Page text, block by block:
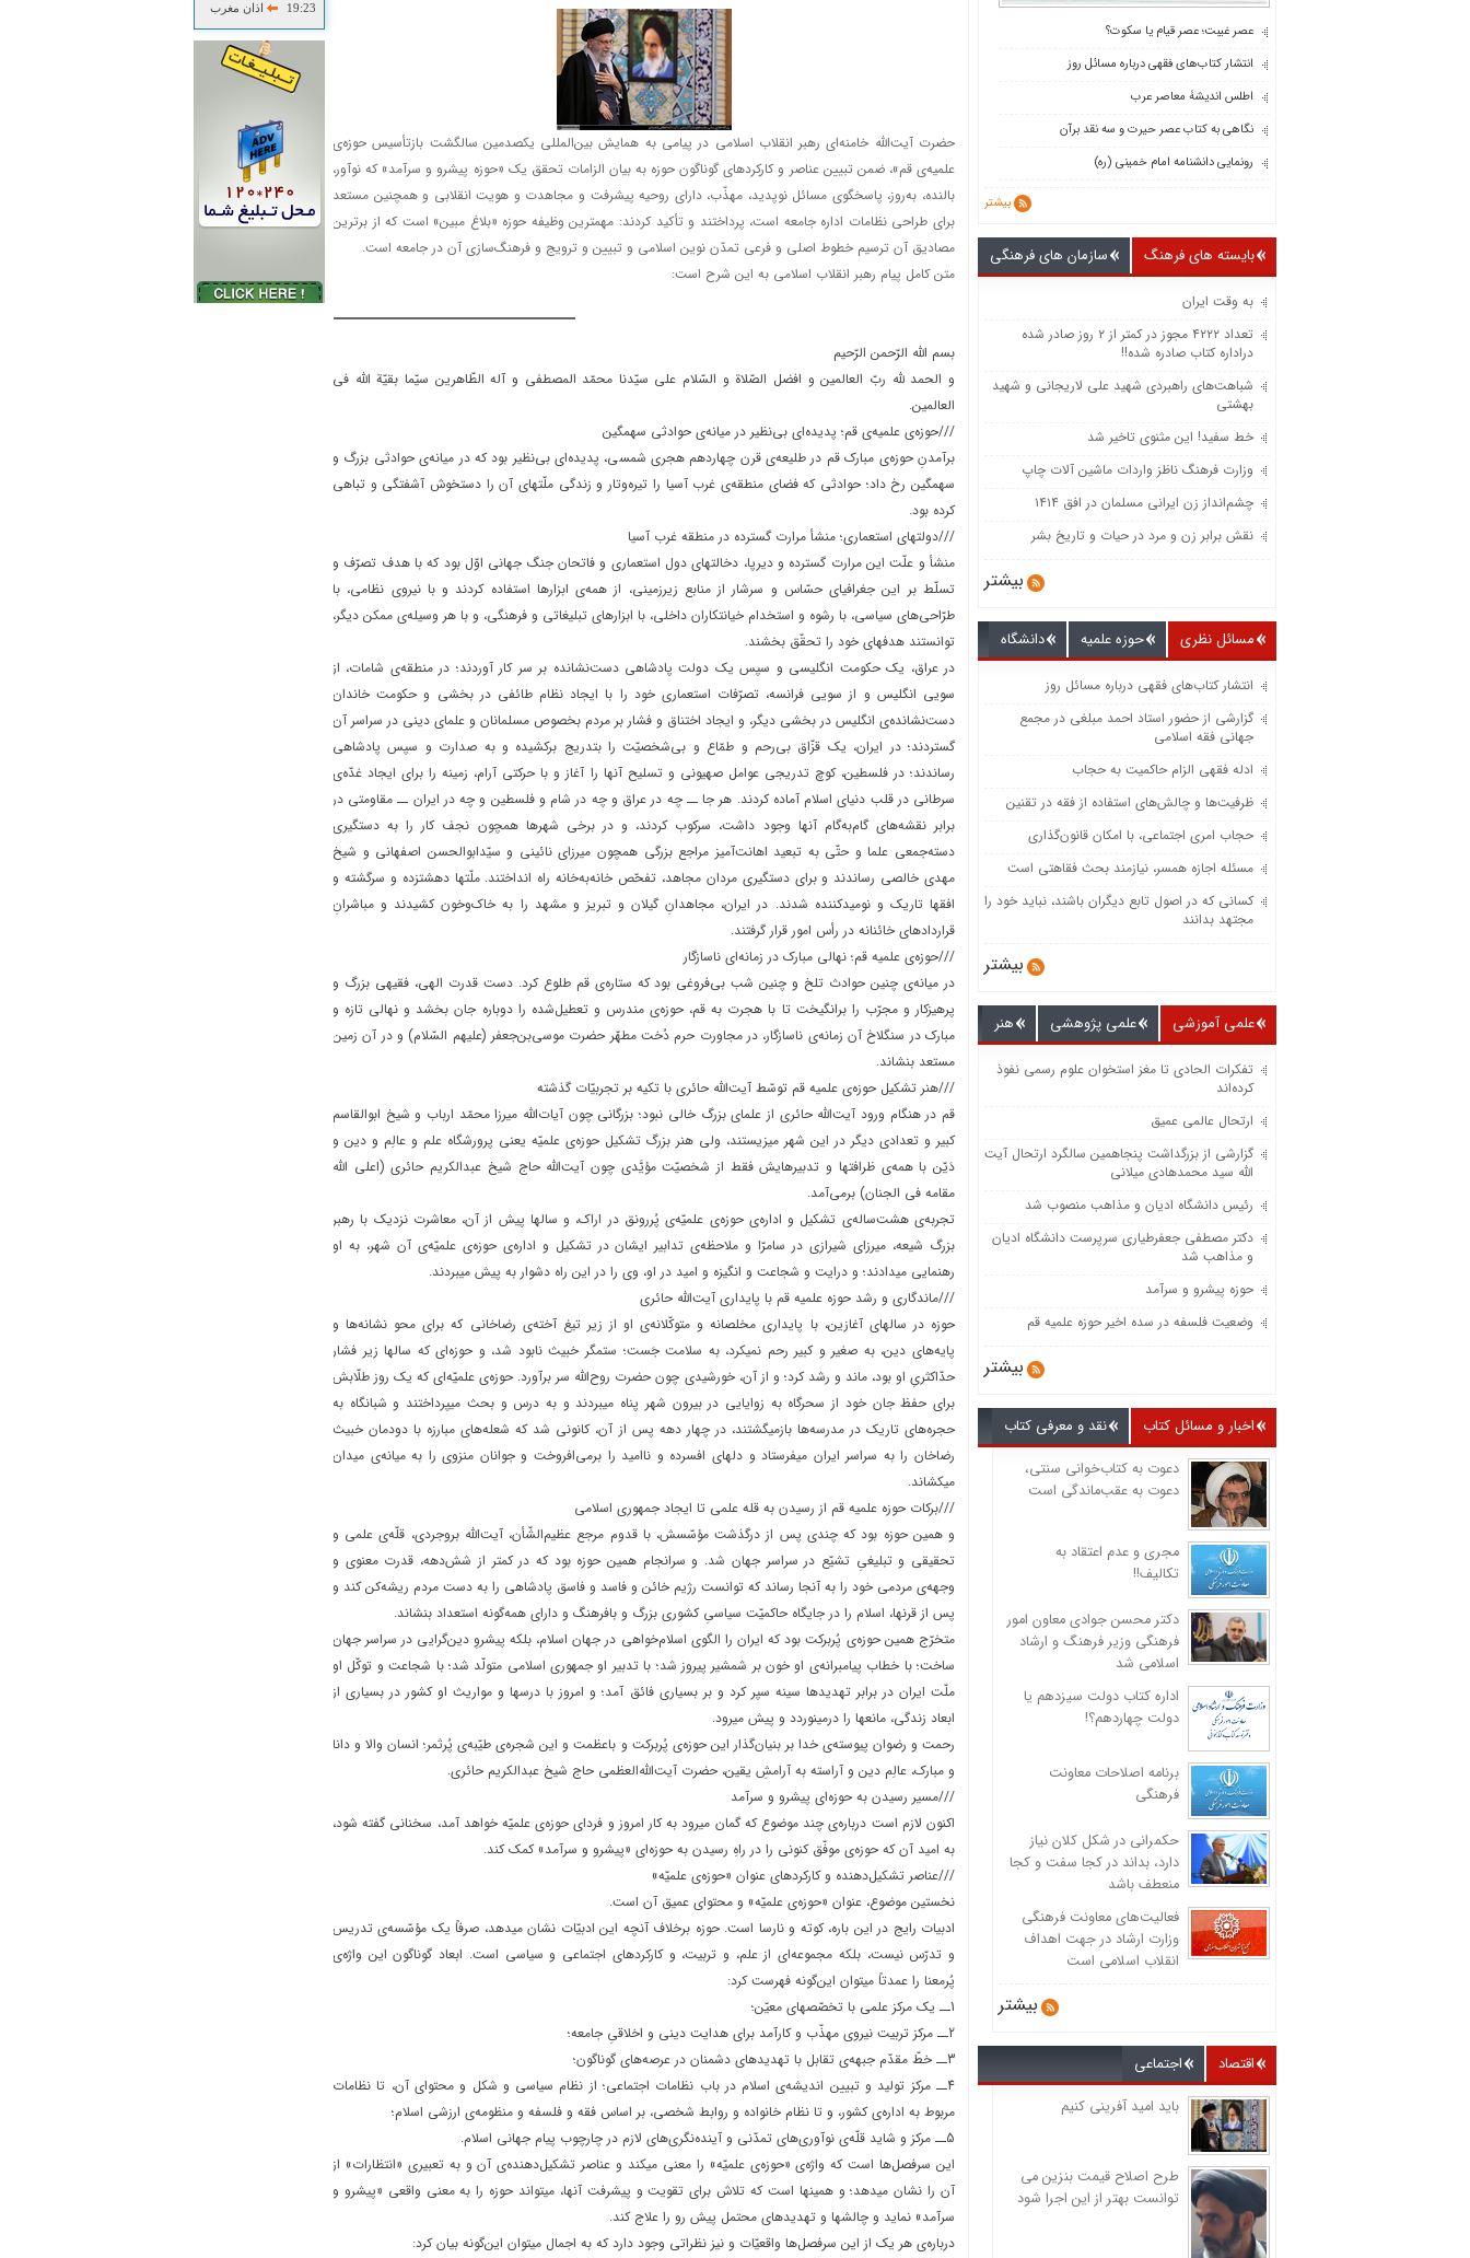
عصر غیبت؛ عصر قیام یا سکوت؟
انتشار کتاب‌های فقهی درباره مسائل روز
اطلس اندیشۀ معاصر عرب
نگاهی به کتاب عصر حیرت و سه نقد برآن
رونمایی دانشنامه امام خمینی (ره)
بیشتر
بایسته های فرهنگ سازمان های فرهنگی
به وقت ایران
تعداد ۴۲۲۲ مجوز در کمتر از ۲ روز صادر شده
دراداره کتاب صادره شده!!
شباهت‌های راهبردی شهید علی لاریجانی و شهید
بهشتی
خط سفید! این مثنوی تاخیر شد
وزارت فرهنگ ناظز واردات ماشین‌ آلات چاپ
چشم‌انداز زن ایرانی مسلمان در افق ۱۴۱۴
نقش برابر زن و مرد در حیات و تاریخ بشر
بیشتر
مسائل نظری حوزه علمیه دانشگاه
انتشار کتاب‌های فقهی درباره مسائل روز
گزارشی از حضور استاد احمد مبلغی در مجمع
جهانی فقه اسلامی
ادله فقهی الزام حاکمیت به حجاب
ظرفیت‌‌ها و چالش‌‌های استفاده از فقه در تقنین
حجاب امری اجتماعی، با امکان قانون‌گذاری
مسئله اجازه همسر، نیازمند بحث فقاهتی است
کسانی که در اصول تابع دیگران باشند، نباید خود را
مجتهد بدانند
بیشتر
علمی آموزشی علمی پژوهشی هنر
تفکرات الحادی تا مغز استخوان علوم رسمی نفوذ
کرده‌اند
ارتحال عالمی عمیق
گزارشی از بزرگداشت پنجاهمین سالگرد ارتحال آیت
الله سید محمدهادی میلانی
رئیس دانشگاه ادیان و مذاهب منصوب شد
دکتر مصطفی جعفرطیاری سرپرست دانشگاه ادیان
و مذاهب شد
حوزه پیشرو و سرآمد
وضعیت فلسفه در سده اخیر حوزه علمیه قم
بیشتر
اخبار و مسائل کتاب نقد و معرفی کتاب
دعوت به کتاب‌خوانی سنتی،
دعوت به عقب‌ماندگی است
مجری و عدم اعتقاد به
تکالیف!!
دکتر محسن جوادی معاون امور
فرهنگی وزیر فرهنگ و ارشاد
اسلامی شد
اداره کتاب دولت سیزدهم یا
دولت چهاردهم؟!
برنامه اصلاحات معاونت
فرهنگی
حکمرانی در شکل کلان نیاز
دارد، بداند در کجا سفت و کجا
منعطف باشد
فعالیت‌های معاونت فرهنگی
وزارت ارشاد در جهت اهداف
انقلاب اسلامی است
بیشتر
اقتصاد اجتماعی
باید امید آفرینی کنیم
طرح اصلاح قیمت بنزین می
توانست بهتر از این اجرا شود
19:23
اذان مغرب
حضرت آیت‌الله خامنه‌ای رهبر انقلاب اسلامی در پیامی به همایش بین‌المللی یکصدمین سالگشت بازتأسیس حوزه‌ی
علمیه‌ی قم»، ضمن تبیین عناصر و کارکِردهای گوناگون حوزه به بیان الزامات تحقق یک «حوزه پیشرو و سرآمد» که نوآور،
بالنده، به‌روز، پاسخگوی مسائل نوپدید، مهذّب، دارای روحیه پیشرفت و مجاهدت و هویت انقلابی و همچنین مستعد
برای طراحی نظامات اداره جامعه است، پرداختند و تأکید کردند: مهمترین وظیفه حوزه «بلاغ مبین» است که از برترین
مصادیق آن ترسیم خطوط اصلی و فرعی تمدّن نوین اسلامی و تبیین و ترویج و فرهنگ‌‌سازی آن در جامعه است.
متن کامل پیام رهبر انقلاب اسلامی به این شرح است:
بسم اللّه الرّحمن الرّحیم
و الحمد للّه ربّ العالمین و افضل الصّلاة و السّلام علی سیّدنا محمّد المصطفی و آله الطّاهرین سیّما بقیّة اللّه فی
العالمین.
///حوزه‌ی علمیه‌ی قم؛ پدیده‌ای بی‌نظیر در میانه‌ی حوادثی سهمگین
برآمدنِ حوزه‌ی مبارک قم در طلیعه‌ی قرن چهاردهم هجری شمسی، پدیده‌ای بی‌نظیر بود که در میانه‌ی حوادثی بزرگ و
سهمگین رخ داد؛ حوادثی که فضای منطقه‌ی غرب آسیا را تیره‌وتار و زندگی ملّتهای آن را دستخوش آشفتگی و تباهی
کرده بود.
///دولتهای استعماری؛ منشأ مرارت گسترده در منطقه غرب آسیا
منشأ و علّت این مرارت گسترده و دیرپا، دخالتهای دول استعماری و فاتحان جنگ جهانی اوّل بود که با هدف تصرّف و
تسلّط بر این جغرافیای حسّاس و سرشار از منابع زیرزمینی، از همه‌ی ابزارها استفاده کردند و با نیروی نظامی، با
طرّاحی‌های سیاسی، با رشوه و استخدام خیانتکاران داخلی، با ابزارهای تبلیغاتی و فرهنگی، و با هر وسیله‌ی ممکن دیگر،
توانستند هدفهای خود را تحقّق بخشند.
در عراق، یک حکومت انگلیسی و سپس یک دولت پادشاهی دست‌نشانده بر سر کار آوردند؛ در منطقه‌ی شامات، از
سویی انگلیس و از سویی فرانسه، تصرّفات استعماری خود را با ایجاد نظام طائفی در بخشی و حکومت خاندان
دست‌نشانده‌ی انگلیس در بخشی دیگر، و ایجاد اختناق و فشار بر مردم بخصوص مسلمانان و علمای دینی در سراسر آن
گستردند؛ در ایران، یک قزّاق بی‌رحم و طمّاع و بی‌شخصیّت را بتدریج برکشیده و به صدارت و سپس پادشاهی
رساندند؛ در فلسطین، کوچ تدریجی عوامل صهیونی و تسلیح آنها را آغاز و با حرکتی آرام، زمینه را برای ایجاد غدّه‌ی
سرطانی در قلب دنیای اسلام آماده کردند. هر جا ــ چه در عراق و چه در شام و فلسطین و چه در ایران ــ‌ مقاومتی در
برابر نقشه‌های گام‌به‌گام آنها وجود داشت، سرکوب کردند، و در برخی شهرها همچون نجف کار را به دستگیری
دسته‌جمعی علما و حتّی به تبعید اهانت‌آمیز مراجع بزرگی همچون میرزای نائینی و سیّدابوالحسن اصفهانی و شیخ
مهدی خالصی رساندند و برای دستگیری مردان مجاهد، تفحّص خانه‌به‌خانه راه انداختند. ملّتها دهشتزده و سرگشته و
افقها تاریک و نومیدکننده شدند. در ایران، مجاهدانِ گیلان و تبریز و مشهد را به خاک‌وخون کشیدند و مباشرانِ
قراردادهای خائنانه در رأس امور قرار گرفتند.
///حوزه‌ی علمیه قم؛ نهالی مبارک در زمانه‌ای ناسازگار
در میانه‌ی چنین حوادث تلخ و چنین شب بی‌فروغی بود که ستاره‌ی قم طلوع کرد. دست قدرت الهی، فقیهی بزرگ و
پرهیزکار و مجرّب را برانگیخت تا با هجرت به قم، حوزه‌ی مندرس و تعطیل‌شده را دوباره جان بخشد و نهالی تازه و
مبارک در سنگلاخ آن زمانه‌ی ناسازگار، در مجاورت حرم دُخت مطهّر حضرت موسی‌بن‌جعفر (علیهم السّلام) و در آن زمین
مستعد بنشاند.
///هنر تشکیل حوزه‌ی علمیه قم توسّط آیت‌اللّه حائری با تکیه بر تجربیّات گذشته
قم در هنگام ورود آیت‌اللّه حائری از علمای بزرگ خالی نبود؛ بزرگانی چون آیات‌اللّه میرزا محمّد ارباب و شیخ ابوالقاسم
کبیر و تعدادی دیگر در این شهر میزیستند، ولی هنر بزرگ تشکیل حوزه‌ی علمیّه یعنی پرورشگاه علم و عالِم و دین و
دَیّن با همه‌ی ظرافتها و تدبیرهایش فقط از شخصیّت مؤیَّدی چون آیت‌اللّه حاج شیخ عبدالکریم حائری (اعلی اللّه
مقامه فی الجنان) برمی‌آمد.
تجربه‌ی هشت‌ساله‌ی تشکیل و اداره‌ی حوزه‌ی علمیّه‌ی پُررونق در اراک، و سالها پیش از آن، معاشرت نزدیک با رهبر
بزرگ شیعه، میرزای شیرازی در سامرّا و ملاحظه‌ی تدابیر ایشان در تشکیل و اداره‌ی حوزه‌ی علمیّه‌ی آن شهر، به او
رهنمایی میدادند؛ و درایت و شجاعت و انگیزه و امید در او، وی را در این راه دشوار به پیش میبردند.
///ماندگاری و رشد حوزه علمیه قم با پایداری آیت‌اللّه حائری
حوزه در سالهای آغازین، با پایداری مخلصانه و متوکّلانه‌ی او از زیر تیغ آخته‌ی رضاخانی که برای محو نشانه‌ها و
پایه‌های دین، به صغیر و کبیر رحم نمیکرد، به سلامت جَست؛ ستمگر خبیث نابود شد، و حوزه‌ای که سالها زیر فشار
حدّاکثریِ او بود، ماند و رشد کرد؛ و از آن، خورشیدی چون حضرت روح‌اللّه سر برآورد. حوزه‌ی علمیّه‌ای که یک روز طلّابش
برای حفظ جان خود از سحرگاه به زوایایی در بیرون شهر پناه میبردند و به درس و بحث میپرداختند و شبانگاه به
حجره‌های تاریک در مدرسه‌ها بازمیگشتند، در چهار دهه پس از آن، کانونی شد که شعله‌های مبارزه با دودمان خبیث
رضاخان را به سراسر ایران میفرستاد و دلهای افسرده و ناامید را برمی‌افروخت و جوانان منزوی را به میانه‌ی میدان
میکشاند.
///برکات حوزه علمیه قم از رسیدن به قله علمی تا ایجاد جمهوری اسلامی
و همین حوزه بود که چندی پس از درگذشت مؤسّسش، با قدوم مرجع عظیم‌الشّأن، آیت‌اللّه بروجردی، قلّه‌ی علمی و
تحقیقی و تبلیغیِ تشیّع در سراسر جهان شد. و سرانجام همین حوزه بود که در کمتر از شش‌دهه، قدرت معنوی و
وجهه‌ی مردمی خود را به آنجا رساند که توانست رژیم خائن و فاسد و فاسق پادشاهی را به دست مردم ریشه‌کن کند و
پس از قرنها، اسلام را در جایگاه حاکمیّت سیاسیِ کشوری بزرگ و بافرهنگ و دارای همه‌گونه استعداد بنشاند.
متخرّج همین حوزه‌ی پُربرکت بود که ایران را الگوی اسلام‌خواهی در جهان اسلام، بلکه پیشروِ دین‌گرایی در سراسر جهان
ساخت؛ با خطاب پیامبرانه‌ی او خون بر شمشیر پیروز شد؛ با تدبیر او جمهوری اسلامی متولّد شد؛ با شجاعت و توکّل او
ملّت ایران در برابر تهدیدها سینه سپر کرد و بر بسیاری فائق آمد؛ و امروز با درسها و مواریث او کشور در بسیاری از
ابعاد زندگی، مانعها را درمینوردد و پیش میرود.
رحمت و رضوان پیوسته‌ی خدا بر بنیان‌گذار این حوزه‌ی پُربرکت و باعظمت و این شجره‌ی طیّبه‌ی پُرثمر؛ انسان والا و دانا
و مبارک، عالِم دین و آراسته به آرامشِ یقین، حضرت آیت‌اللّه‌العظمی حاج شیخ عبدالکریم حائری.
///مسیر رسیدن به حوزه‌ای پیشرو و سرآمد
اکنون لازم است درباره‌ی چند موضوع که گمان میرود به کار امروز و فردای حوزه‌ی علمیّه خواهد آمد، سخنانی گفته شود،
به امید آن که حوزه‌ی موفّق کنونی را در راهِ رسیدن به حوزه‌ای «پیشرو و سرآمد» کمک کند.
///عناصر تشکیل‌دهنده و کارکردهای عنوان «حوزه‌ی علمیّه»
نخستین موضوع، عنوان «حوزه‌ی علمیّه» و محتوای عمیق آن است.
ادبیات رایج در این باره، کوته و نارسا است. حوزه برخلاف آنچه این ادبیّات نشان میدهد، صرفاً یک مؤسّسه‌ی تدریس
و تدرّس نیست، بلکه مجموعه‌ای از علم، و تربیت، و کارکردهای اجتماعی و سیاسی است. ابعاد گوناگون این واژه‌ی
پُرمعنا را عمدتاً میتوان این‌گونه فهرست کرد:
1ــ یک مرکز علمی با تخصّصهای معیّن؛
2ــ مرکز تربیت نیروی مهذّب و کارآمد برای هدایت دینی و اخلاقیِ جامعه؛
3ــ خطّ مقدّم جبهه‌ی تقابل با تهدیدهای دشمنان در عرصه‌های گوناگون؛
4ــ مرکز تولید و تبیین اندیشه‌ی اسلام در باب نظامات اجتماعی؛ از نظام سیاسی و شکل و محتوای آن، تا نظامات
مربوط به اداره‌ی کشور، و تا نظام خانواده و روابط شخصی، بر اساس فقه و فلسفه و منظومه‌ی ارزشی اسلام؛
5ــ مرکز و شاید قلّه‌ی نوآوری‌های تمدّنی و آینده‌نگری‌های لازم در چارچوب پیام جهانی اسلام.
این سرفصل‌ها است که واژه‌ی «حوزه‌ی علمیّه» را معنی میکند و عناصر تشکیل‌دهنده‌ی آن و به تعبیری «انتظارات» از
آن را نشان میدهد؛ و همینها است که تلاش برای تقویت و پیشرفت آنها، میتواند حوزه را به معنی واقعی «پیشرو و
سرآمد» نماید و چالشها و تهدیدهای محتمل پیش رو را علاج کند.
درباره‌ی هر یک از این سرفصل‌ها واقعیّات و نیز نظراتی وجود دارد که به اجمال میتوان این‌گونه بیان کرد: